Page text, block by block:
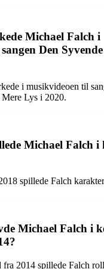
Michael Falch i
Den
i musikvideoen til
Lys i 2020.
Michael Falch i
spillede Falch
Michael Falch i
2014 spillede Falch